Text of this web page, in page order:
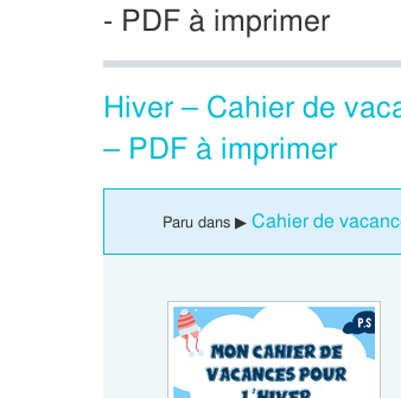
- PDF à imprimer
Hiver – Cahier de
– PDF à imprimer
Paru dans ▶ Cahier de